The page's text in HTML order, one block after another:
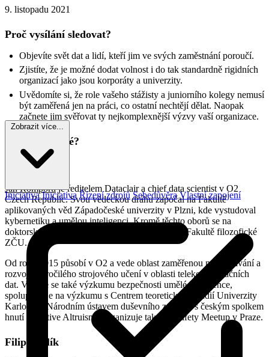
9. listopadu 2021
Proč vysílání sledovat?
Objevíte svět dat a lidí, kteří jim ve svých zaměstnání poroučí.
Zjistíte, že je možné dodat volnost i do tak standardně rigidních
organizací jako jsou korporáty a univerzity.
Uvědomíte si, že role vašeho stážisty a juniorního kolegy nemusí
být zaměřená jen na práci, co ostatní nechtějí dělat. Naopak
začnete jim svěřovat ty nejkomplexnější výzvy vaší organizace.
Kdo jsou hosté?
Jan Romportl
Jan Romportlje ředitelem Dataclair a chief data scientist v O2
Czech Republic. Svou vědeckou dráhu započal na Fakultě
aplikovaných věd Západočeské univerzity v Plzni, kde vystudoval
kybernetiku a umělou inteligenci. Kromě těchto oborů se na
doktorské úrovni zaobíral také filozofií vědy na Fakultě filozofické
ZČU.
Od roku 2015 působí v O2 a vede oblast zaměřenou na využívání a
rozvoj pokročilého strojového učení v oblasti telekomunikačních
dat. Věnuje se také výzkumu bezpečnosti umělé inteligence,
spolupracuje na výzkumu s Centrem teoretických studií Univerzity
Karlovy, s Národním ústavem duševního zdraví a s českým spolkem
hnutí Effective Altruism. Organizuje také AI Safety Meetup v Praze.
Filip Trhlík
Zobrazit více...
Iniciativa Iniciativa Řízení zdrojů Sebedůvěra Vlastní zapojení